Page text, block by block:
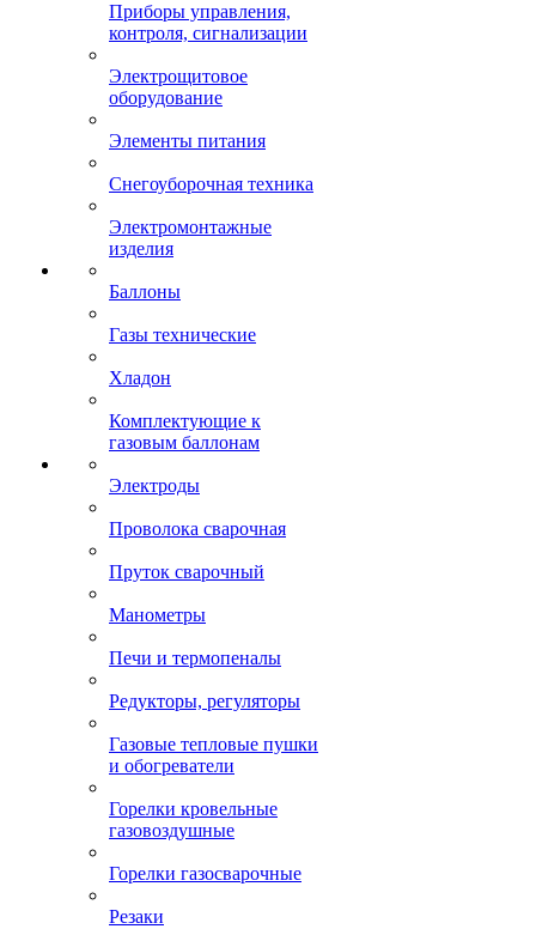
Приборы управления,
контроля, сигнализации
Электрощитовое
оборудование
Элементы питания
Снегоуборочная техника
Электромонтажные
изделия
Баллоны
Газы технические
Хладон
Комплектующие к
газовым баллонам
Электроды
Проволока сварочная
Пруток сварочный
Манометры
Печи и термопеналы
Редукторы, регуляторы
Газовые тепловые пушки
и обогреватели
Горелки кровельные
газовоздушные
Горелки газосварочные
Резаки